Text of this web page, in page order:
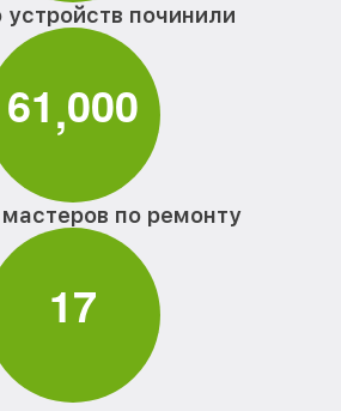
устройств починили
61,000
по ремонту
17